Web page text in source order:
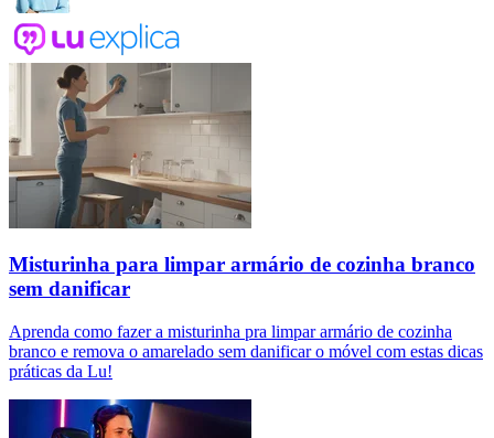
Misturinha para limpar armário de cozinha branco
sem danificar
Aprenda como fazer a misturinha pra limpar armário de cozinha
branco e remova o amarelado sem danificar o móvel com estas dicas
práticas da Lu!